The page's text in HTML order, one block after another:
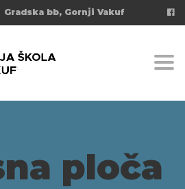
Gradska bb, Gornji Vakuf
ploča